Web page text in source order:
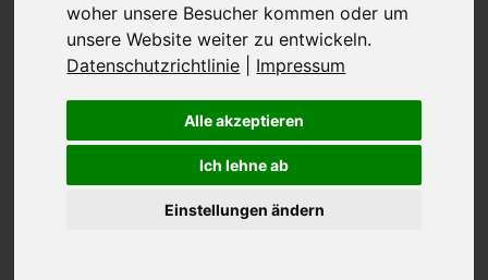
woher unsere Besucher kommen oder um
unsere Website weiter zu entwickeln.
Datenschutzrichtlinie
Impressum
Alle akzeptieren
Ich lehne ab
Einstellungen ändern
Inhaltsverzeichnis
Identitäten der Verkäufer
Wie Sie herausfinden, bei wem Sie kaufen
Markenschutz Aspekte von Drittanbietern
Was ist die Buy Box?
Das Ende von "Commingling"